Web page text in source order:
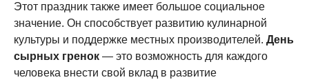
Этот праздник также имеет большое социальное
значение. Он способствует развитию кулинарной
культуры и поддержке местных производителей. День
сырных гренок — это возможность для каждого
человека внести свой вклад в развитие